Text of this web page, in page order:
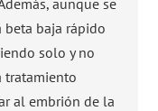
beta baja rápido
solo y no
tratamiento
al embrión de la